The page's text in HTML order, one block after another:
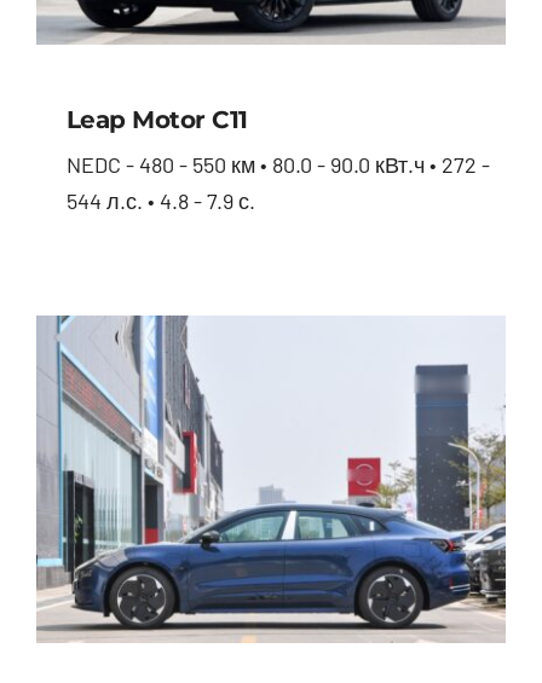
Leap Motor С11
NEDC - 480 - 550 км • 80.0 - 90.0 кВт.ч • 272 -
544 л.с. • 4.8 - 7.9 с.